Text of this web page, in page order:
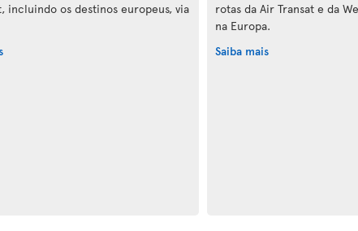
incluindo os destinos europeus, via
rotas da Air Transat e da
na Europa.
Saiba mais